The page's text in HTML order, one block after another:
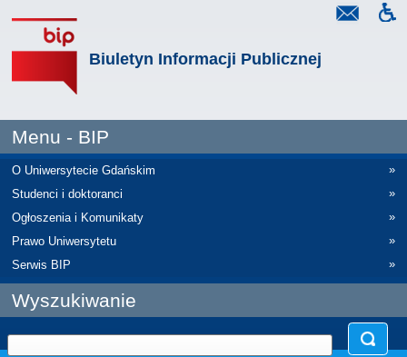
Biuletyn Informacji Publicznej
Menu - BIP
O Uniwersytecie Gdańskim
»
Studenci i doktoranci
»
Ogłoszenia i Komunikaty
»
Prawo Uniwersytetu
»
Serwis BIP
»
Wyszukiwanie